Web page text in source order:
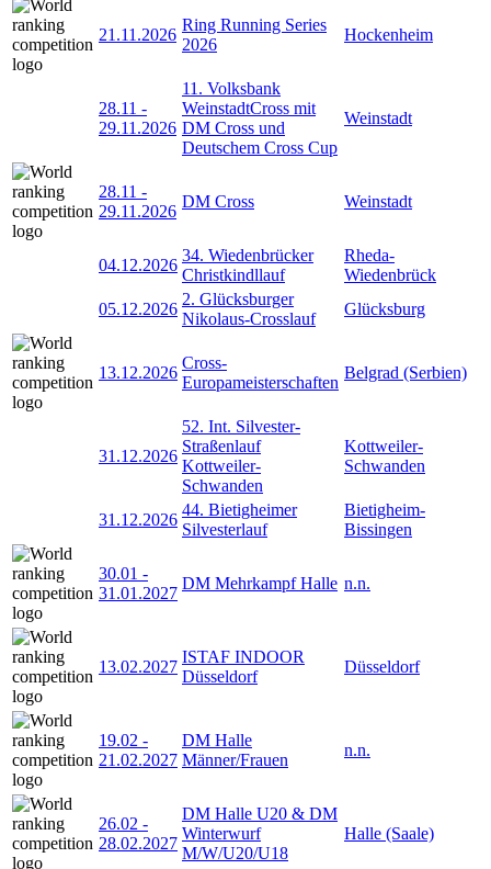
21.11.2026
Ring Running Series
2026
Hockenheim
28.11 -
29.11.2026
11. Volksbank
WeinstadtCross mit
DM Cross und
Deutschem Cross Cup
Weinstadt
28.11 -
29.11.2026
DM Cross Weinstadt
04.12.2026
34. Wiedenbrücker
Christkindllauf
Rheda-
Wiedenbrück
05.12.2026
2. Glücksburger
Nikolaus-Crosslauf
Glücksburg
13.12.2026
Cross-
Europameisterschaften
Belgrad (Serbien)
31.12.2026
52. Int. Silvester-
Straßenlauf
Kottweiler-
Schwanden
Kottweiler-
Schwanden
31.12.2026
44. Bietigheimer
Silvesterlauf
Bietigheim-
Bissingen
30.01 -
31.01.2027
DM Mehrkampf Halle n.n.
13.02.2027
ISTAF INDOOR
Düsseldorf
Düsseldorf
19.02 -
21.02.2027
DM Halle
Männer/Frauen
n.n.
26.02 -
28.02.2027
DM Halle U20 & DM
Winterwurf
M/W/U20/U18
Halle (Saale)